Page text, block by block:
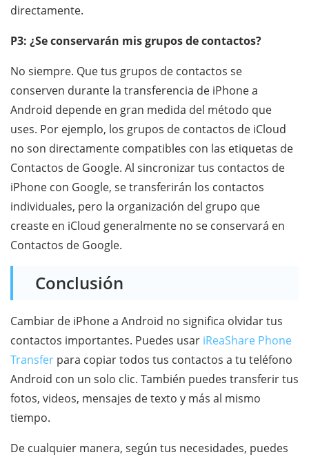
directamente.
P3: ¿Se conservarán mis grupos de contactos?
No siempre. Que tus grupos de contactos se
conserven durante la transferencia de iPhone a
Android depende en gran medida del método que
uses. Por ejemplo, los grupos de contactos de iCloud
no son directamente compatibles con las etiquetas de
Contactos de Google. Al sincronizar tus contactos de
iPhone con Google, se transferirán los contactos
individuales, pero la organización del grupo que
creaste en iCloud generalmente no se conservará en
Contactos de Google.
Conclusión
Cambiar de iPhone a Android no significa olvidar tus
contactos importantes. Puedes usar iReaShare Phone
Transfer para copiar todos tus contactos a tu teléfono
Android con un solo clic. También puedes transferir tus
fotos, videos, mensajes de texto y más al mismo
tiempo.
De cualquier manera, según tus necesidades, puedes